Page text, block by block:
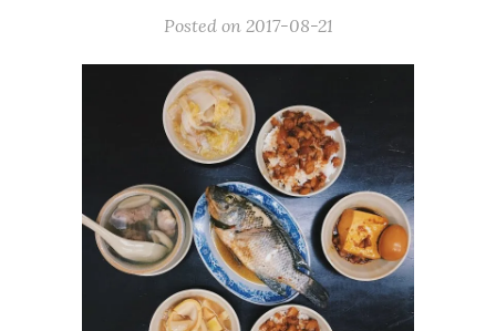
Posted on 2017-08-21